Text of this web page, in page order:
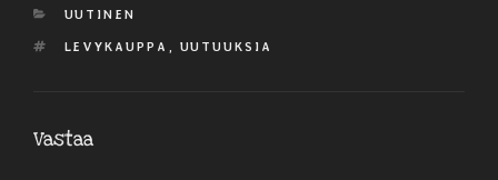
KATEGORIAT
UUTINEN
AVAINSANAT
LEVYKAUPPA , UUTUUKSIA
Vastaa